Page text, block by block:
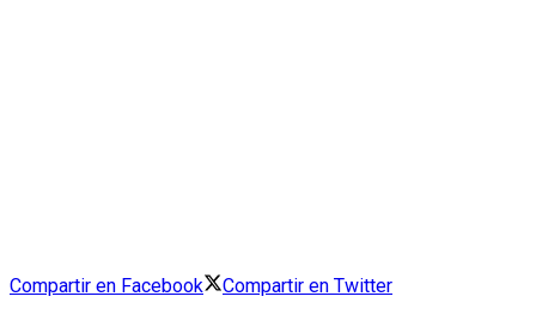
Compartir en Facebook
Compartir en Twitter